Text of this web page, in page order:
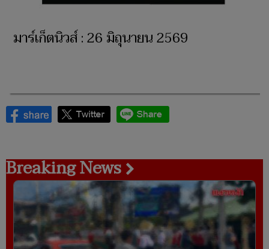
มาร์เก็ตนิวส์ : 26 มิถุนายน 2569
Breaking News